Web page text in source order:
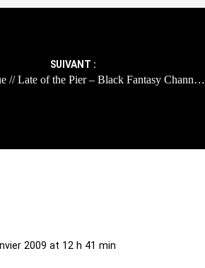
SUIVANT :
// Late of the Pier – Black Fantasy Chann…
2009 at 12 h 41 min